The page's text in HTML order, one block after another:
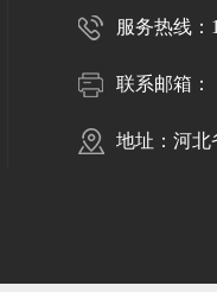
服务热线：
联系邮箱：
地址：河北